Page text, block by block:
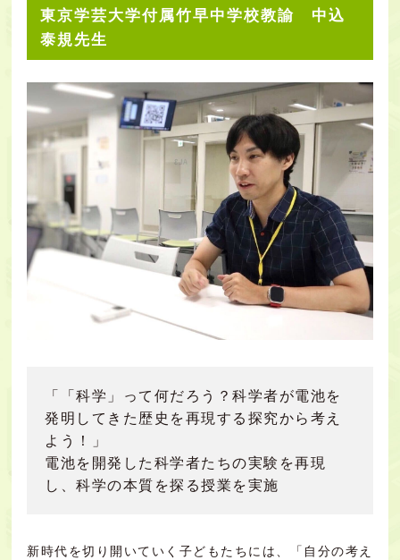
東京学芸大学付属竹早中学校教諭 中込
泰規先生
「「科学」って何だろう？科学者が電池を
発明してきた歴史を再現する探究から考え
よう！」
電池を開発した科学者たちの実験を再現
し、科学の本質を探る授業を実施
新時代を切り開いていく子どもたちには、「自分の考え